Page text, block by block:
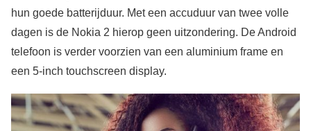
hun goede batterijduur. Met een accuduur van twee volle
dagen is de Nokia 2 hierop geen uitzondering. De Android
telefoon is verder voorzien van een aluminium frame en
een 5-inch touchscreen display.